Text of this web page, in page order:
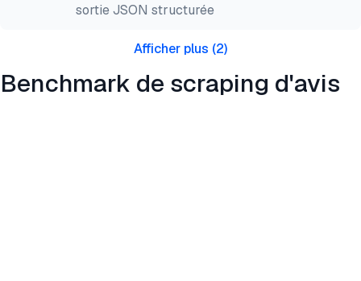
sortie JSON structurée
Afficher plus (2)
Benchmark de scraping d'avis